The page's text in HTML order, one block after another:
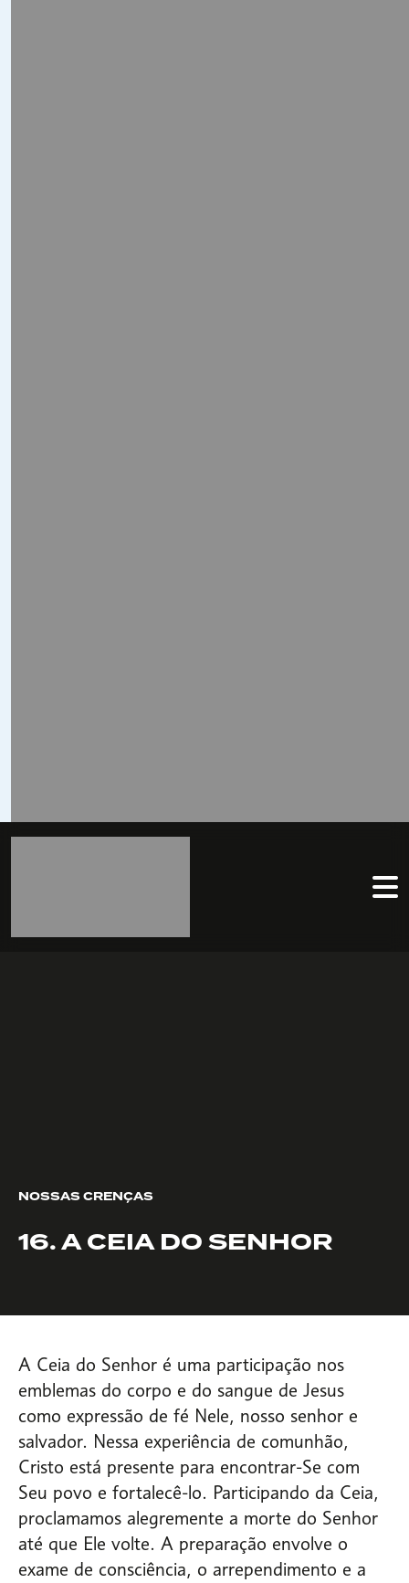
NOSSAS CRENÇAS
16. A CEIA DO SENHOR
A Ceia do Senhor é uma participação nos
emblemas do corpo e do sangue de Jesus
como expressão de fé Nele, nosso senhor e
salvador. Nessa experiência de comunhão,
Cristo está presente para encontrar-Se com
Seu povo e fortalecê-lo. Participando da Ceia,
proclamamos alegremente a morte do Senhor
até que Ele volte. A preparação envolve o
exame de consciência, o arrependimento e a